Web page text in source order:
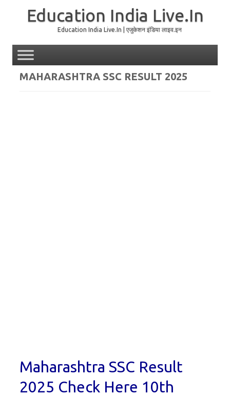
Education India Live.In
Education India Live.In | एजुकेशन इंडिया लाइव.इन
MAHARASHTRA SSC RESULT 2025
Maharashtra SSC Result
2025 Check Here 10th